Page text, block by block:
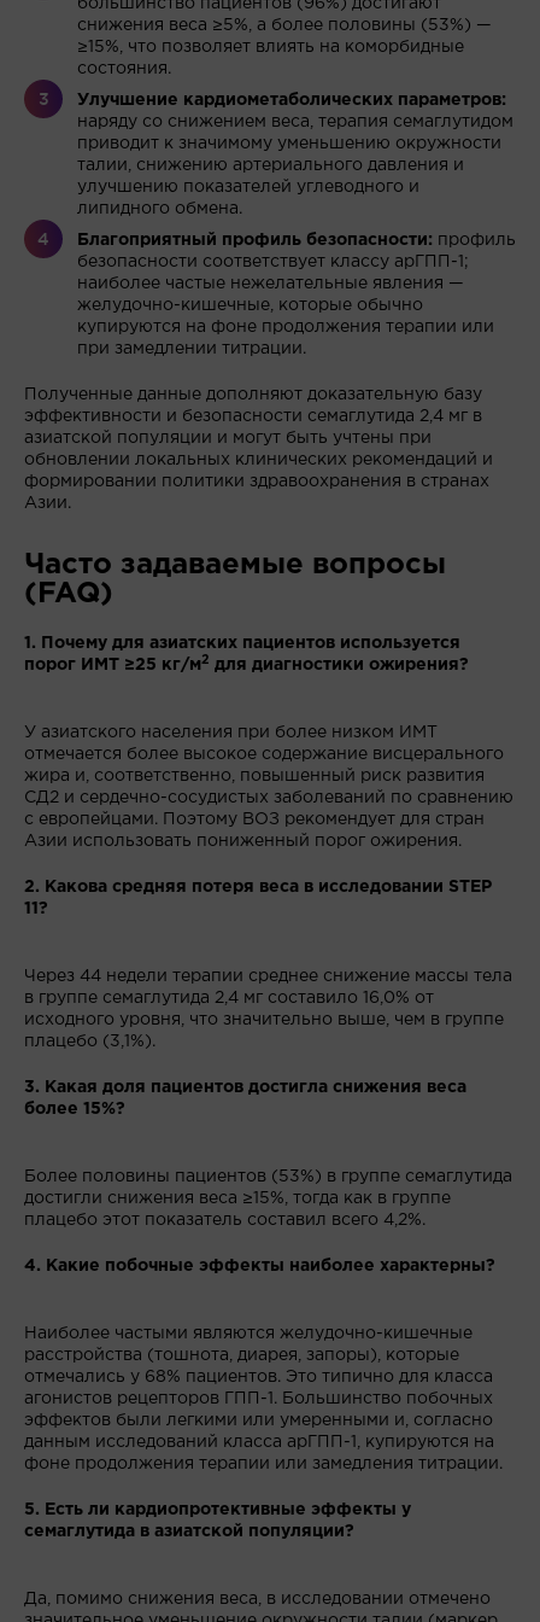
большинство пациентов (96%) достигают
снижения веса ≥5%, а более половины (53%) —
≥15%, что позволяет влиять на коморбидные
состояния.
Улучшение кардиометаболических параметров:
наряду со снижением веса, терапия семаглутидом
приводит к значимому уменьшению окружности
талии, снижению артериального давления и
улучшению показателей углеводного и
липидного обмена.
Благоприятный профиль безопасности: профиль
безопасности соответствует классу арГПП-1;
наиболее частые нежелательные явления —
желудочно-кишечные, которые обычно
купируются на фоне продолжения терапии или
при замедлении титрации.
Полученные данные дополняют доказательную базу
эффективности и безопасности семаглутида 2,4 мг в
азиатской популяции и могут быть учтены при
обновлении локальных клинических рекомендаций и
формировании политики здравоохранения в странах
Азии.
Часто задаваемые вопросы
(FAQ)
1. Почему для азиатских пациентов используется
порог ИМТ ≥25 кг/м2 для диагностики ожирения?
У азиатского населения при более низком ИМТ
отмечается более высокое содержание висцерального
жира и, соответственно, повышенный риск развития
СД2 и сердечно-сосудистых заболеваний по сравнению
с европейцами. Поэтому ВОЗ рекомендует для стран
Азии использовать пониженный порог ожирения.
2. Какова средняя потеря веса в исследовании STEP
11?
Через 44 недели терапии среднее снижение массы тела
в группе семаглутида 2,4 мг составило 16,0% от
исходного уровня, что значительно выше, чем в группе
плацебо (3,1%).
3. Какая доля пациентов достигла снижения веса
более 15%?
Более половины пациентов (53%) в группе семаглутида
достигли снижения веса ≥15%, тогда как в группе
плацебо этот показатель составил всего 4,2%.
4. Какие побочные эффекты наиболее характерны?
Наиболее частыми являются желудочно-кишечные
расстройства (тошнота, диарея, запоры), которые
отмечались у 68% пациентов. Это типично для класса
агонистов рецепторов ГПП-1. Большинство побочных
эффектов были легкими или умеренными и, согласно
данным исследований класса арГПП-1, купируются на
фоне продолжения терапии или замедления титрации.
5. Есть ли кардиопротективные эффекты у
семаглутида в азиатской популяции?
Да, помимо снижения веса, в исследовании отмечено